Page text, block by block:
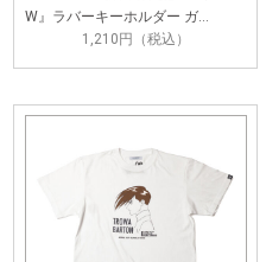
W』ラバーキーホルダー ガ…
1,210円（税込）